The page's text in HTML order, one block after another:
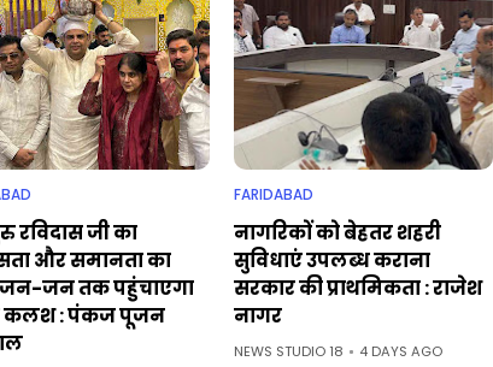
रविदास जी का
और समानता का
जन तक पहुंचाएगा
कलश : पंकज पूजन
FARIDABAD
नागरिकों को बेहतर शहरी
सुविधाएं उपलब्ध कराना
सरकार की प्राथमिकता : राजेश
नागर
NEWS STUDIO 18 4 DAYS AGO